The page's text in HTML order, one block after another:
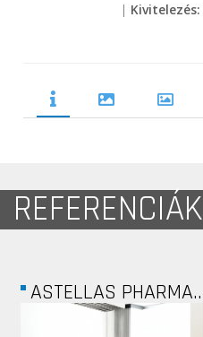
| Kivitelezés:
REFERENCIÁK
TEVA...